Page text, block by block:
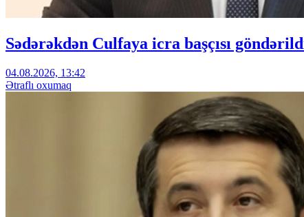
Sədərəkdən Culfaya icra başçısı
04.08.2026, 13:42
Ətraflı oxumaq